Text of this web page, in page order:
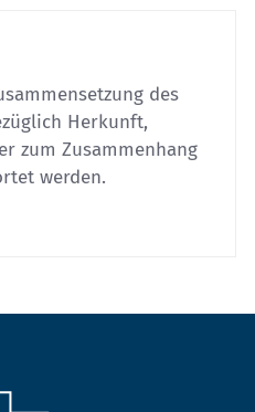
des
Herkunft,
zum Zusammenhang
werden.